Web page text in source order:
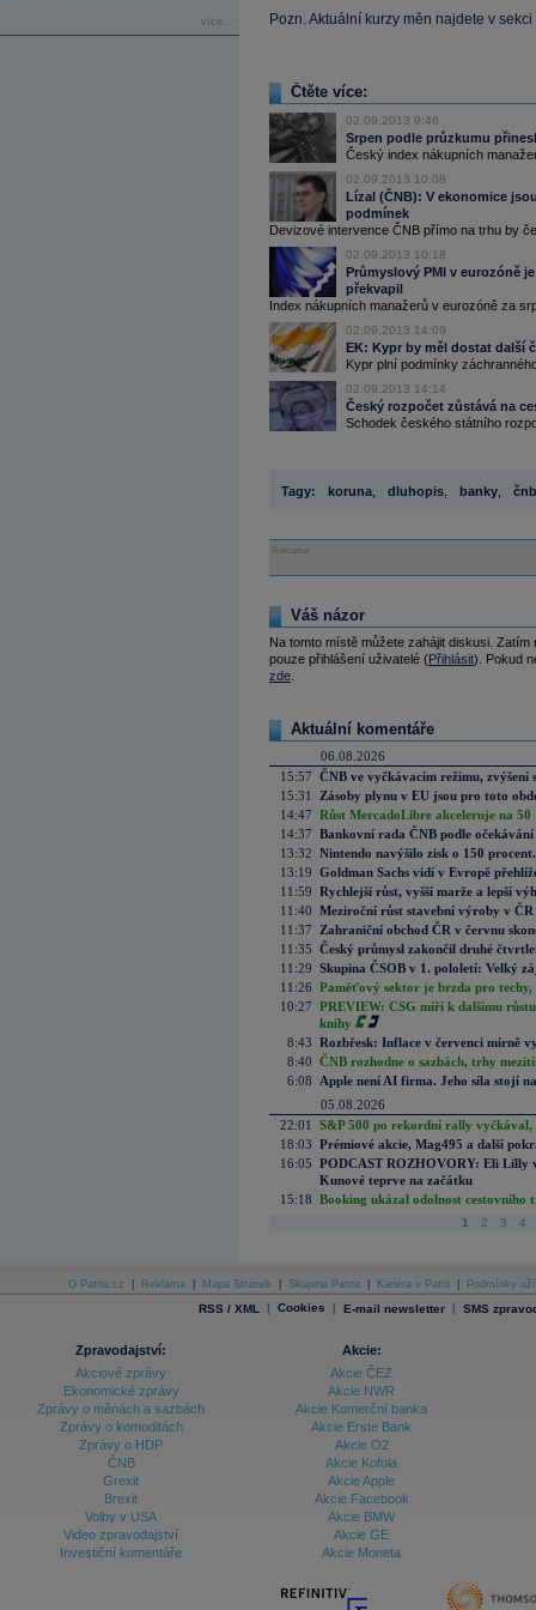
více... Pozn. Aktuální kurzy měn najdete v sekci
Čtěte více:
02.09.2013 9:46
Srpen podle průzkumu
Český index nákupních
02.09.2013 10:08
Lízal (ČNB): V ekonomice
podmínek
Devizové intervence ČNB přímo na trhu by
02.09.2013 10:18
Průmyslový PMI v eurozóně
překvapil
Index nákupních manažerů v eurozóně za
02.09.2013 14:09
EK: Kypr by měl dostat další
Kypr plní podmínky
02.09.2013 14:14
Český rozpočet zůstává na
Schodek českého státního
Tagy: koruna dluhopis banky čnb
Reklama
Váš názor
Na tomto místě můžete zahájit diskusi.
pouze přihlášení uživatelé (Přihlásit). Pokud
zde
Aktuální komentáře
06.08.2026
15:57 ČNB ve vyčkávacím režimu, zvýšení
15:31
Zásoby plynu v EU jsou pro toto
14:47 Růst MercadoLibre akceleruje na
14:37 Bankovní rada ČNB podle
13:32 Nintendo navýšilo zisk o 150
13:19 Goldman Sachs vidí v Evropě
11:59 Rychlejší růst, vyšší marže a lepší
11:40 Meziroční růst stavební výroby v
11:37
Zahraniční obchod ČR v červnu
11:35 Český průmysl zakončil druhé
11:29 Skupina ČSOB v 1. pololetí: Velký
11:26 Paměťový sektor je brzda pro techy,
10:27 PREVIEW: CSG míří k dalšímu
knihy
8:43 Rozbřesk: Inflace v červenci mírně
8:40 ČNB rozhodne o sazbách, trhy
6:08
Apple není AI firma. Jeho síla stojí
05.08.2026
22:01
S&P 500 po rekordní rally vyčkával,
18:03 Prémiové akcie, Mag495 a další
16:05 PODCAST ROZHOVORY: Eli Lilly
Kunové teprve na začátku
15:18 Booking ukázal odolnost cestovního
1 2 3 4
O Patria.cz Reklama Mapa Stránek Skupina Patria Kariéra v Patrii Podmínky
RSS / XML | Cookies | E-mail newsletter | SMS
Zpravodajství:
Akciové zprávy
Ekonomické zprávy
Zprávy o měnách a sazbách
Zprávy o komoditách
Zprávy o HDP
ČNB
Grexit
Brexit
Volby v USA
Video zpravodajství
Investiční komentáře
Akcie:
Akcie ČEZ
Akcie NWR
Akcie Komerční banka
Akcie Erste Bank
Akcie O2
Akcie Kofola
Akcie Apple
Akcie Facebook
Akcie BMW
Akcie GE
Akcie Moneta